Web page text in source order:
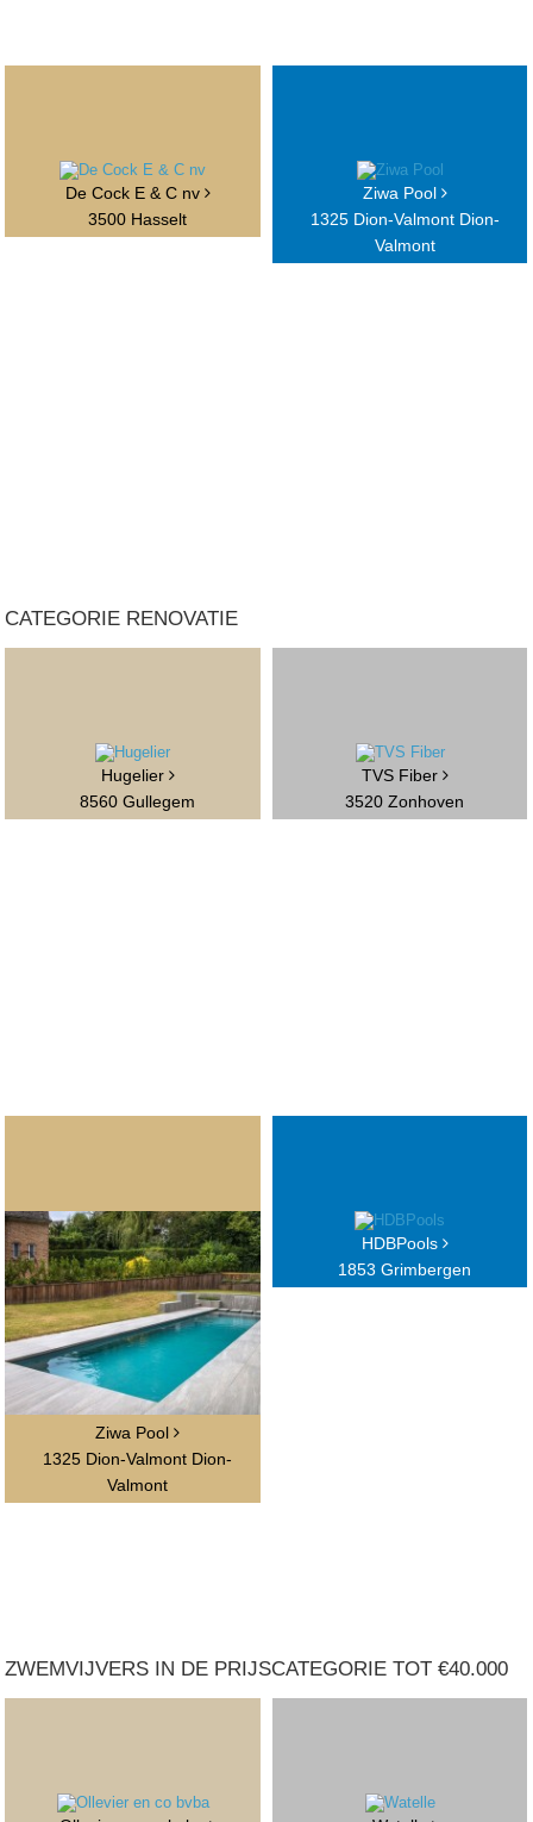
De Cock E & C nv
3500 Hasselt
Ziwa Pool
1325 Dion-Valmont Dion-
Valmont
CATEGORIE RENOVATIE
Hugelier
8560 Gullegem
TVS Fiber
3520 Zonhoven
Ziwa Pool
1325 Dion-Valmont Dion-
Valmont
HDBPools
1853 Grimbergen
ZWEMVIJVERS IN DE PRIJSCATEGORIE TOT €40.000